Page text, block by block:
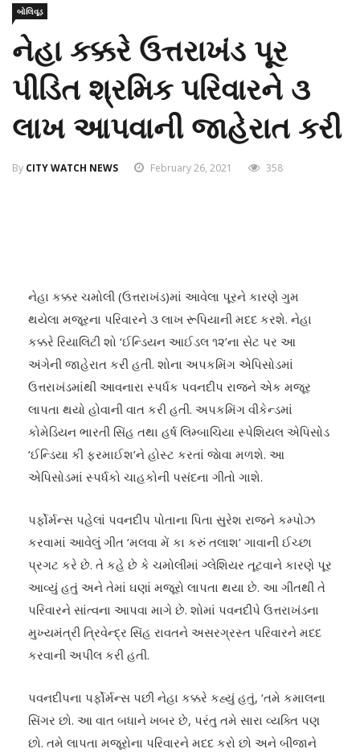
બોલિવૂડ
નેહા કક્કરે ઉત્તરાખંડ પૂર
પીડિત શ્રમિક પરિવારને ૩
લાખ આપવાની જાહેરાત કરી
By CITY WATCH NEWS February 26, 2021 358
નેહા કક્કર ચમોલી (ઉત્તરાખંડ)માં આવેલા પૂરને કારણે ગુમ
થયેલા મજૂરના પરિવારને ૩ લાખ રૂપિયાની મદદ કરશે. નેહા
કક્કરે રિયાલિટી શો ‘ઈન્ડિયન આઈડલ ૧૨’ના સેટ પર આ
અંગેની જાહેરાત કરી હતી. શોના અપકમિંગ એપિસોડમાં
ઉત્તરાખંડમાંથી આવનારા સ્પર્ધક પવનદીપ રાજને એક મજૂર
લાપતા થયો હોવાની વાત કરી હતી. અપકમિંગ વીકેન્ડમાં
કોમેડિયન ભારતી સિંહ તથા હર્ષ લિમ્બાચિયા સ્પેશિયલ એપિસોડ
‘ઈન્ડિયા કી ફરમાઈશ’ને હોસ્ટ કરતાં જાેવા મળશે. આ
એપિસોડમાં સ્પર્ધકો ચાહકોની પસંદના ગીતો ગાશે.
પર્ફોર્મન્સ પહેલાં પવનદીપ પોતાના પિતા સુરેશ રાજને કમ્પોઝ
કરવામાં આવેલું ગીત ‘મલવા મેં કા કરું તલાશ’ ગાવાની ઈચ્છા
પ્રગટ કરે છે. તે કહે છે કે ચમોલીમાં ગ્લેશિયર તૂટવાને કારણે પૂર
આવ્યું હતું અને તેમાં ઘણાં મજૂરો લાપતા થયા છે. આ ગીતથી તે
પરિવારને સાંત્વના આપવા માગે છે. શોમાં પવનદીપે ઉત્તરાખંડના
મુખ્યમંત્રી ત્રિવેન્દ્ર સિંહ રાવતને અસરગ્રસ્ત પરિવારને મદદ
કરવાની અપીલ કરી હતી.
પવનદીપના પર્ફોર્મન્સ પછી નેહા કક્કરે કહ્યું હતું, ‘તમે કમાલના
સિંગર છો. આ વાત બધાને ખબર છે, પરંતુ તમે સારા વ્યક્તિ પણ
છો. તમે લાપતા મજૂરોના પરિવારને મદદ કરો છો અને બીજાને